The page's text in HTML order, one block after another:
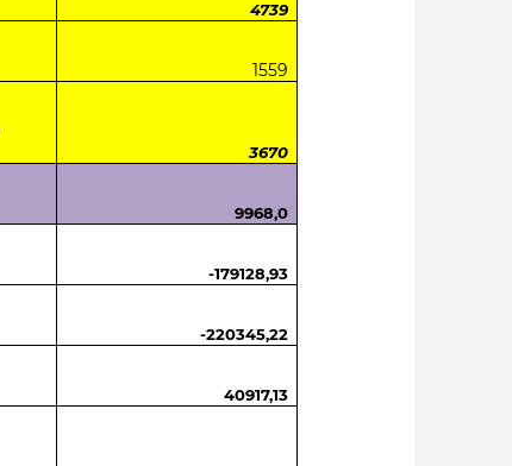
4739
1559
3670
9968,0
-179128,93
-220345,22
40917,13